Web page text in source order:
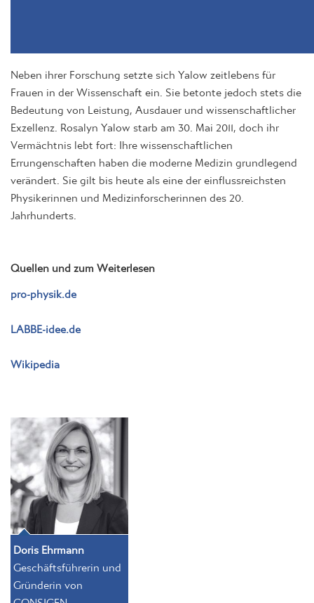
Neben ihrer Forschung setzte sich Yalow zeitlebens für
Frauen in der Wissenschaft ein. Sie betonte jedoch stets die
Bedeutung von Leistung, Ausdauer und wissenschaftlicher
Exzellenz. Rosalyn Yalow starb am 30. Mai 2011, doch ihr
Vermächtnis lebt fort: Ihre wissenschaftlichen
Errungenschaften haben die moderne Medizin grundlegend
verändert. Sie gilt bis heute als eine der einflussreichsten
Physikerinnen und Medizinforscherinnen des 20.
Jahrhunderts.
Quellen und zum Weiterlesen
pro-physik.de
LABBE-idee.de
Wikipedia
Doris Ehrmann
Geschäftsführerin und
Gründerin von